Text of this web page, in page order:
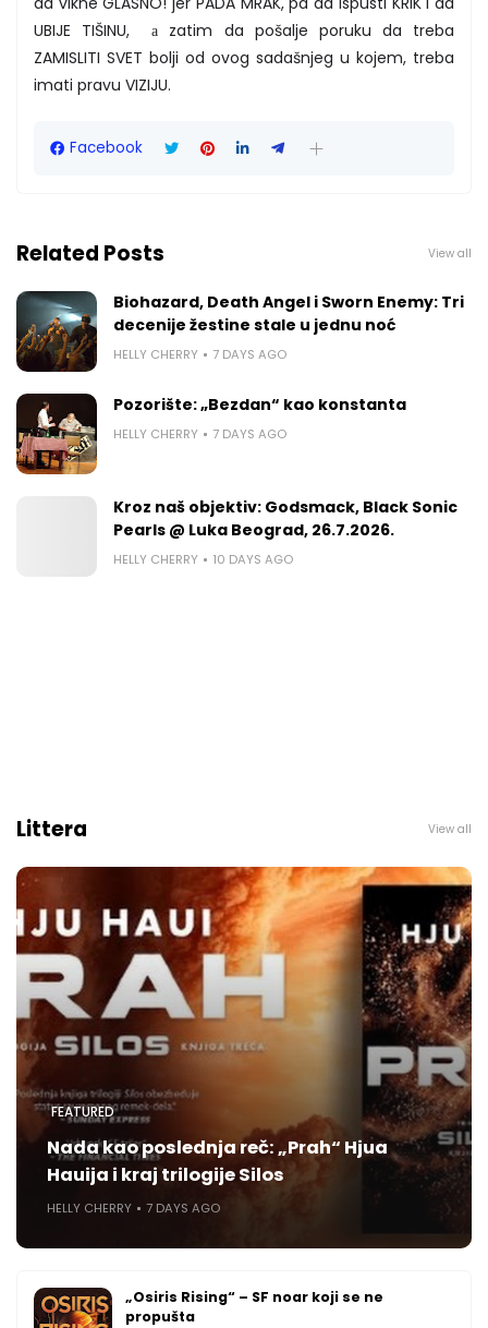
UBIJE TIŠINU, а zatim da pošalje poruku da treba
ZAMISLITI SVET bolji od ovog sadašnjeg u kojem, treba
imati pravu VIZIJU.
Facebook
Related Posts View all
Biohazard, Death Angel i Sworn Enemy: Tri
decenije žestine stale u jednu noć
HELLY CHERRY 7 DAYS AGO
Pozorište: „Bezdan“ kao konstanta
HELLY CHERRY 7 DAYS AGO
Kroz naš objektiv: Godsmack, Black Sonic
Pearls @ Luka Beograd, 26.7.2026.
HELLY CHERRY 10 DAYS AGO
Littera View all
FEATURED
Nada kao poslednja reč: „Prah“ Hjua
Hauija i kraj trilogije Silos
HELLY CHERRY 7 DAYS AGO
„Osiris Rising“ – SF noar koji se ne
propušta